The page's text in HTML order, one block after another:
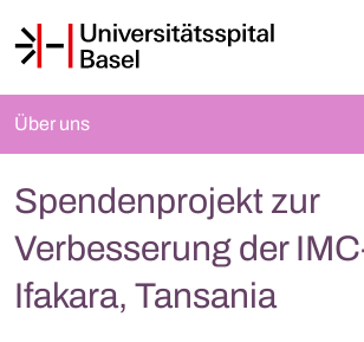
Über uns
Spendenprojekt zur
Verbesserung der
Ifakara, Tansania